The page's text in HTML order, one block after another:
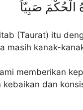
الْحُكْمَ صَبِيّاً
(Taurat) itu
masih kanak-
memberikan
dan